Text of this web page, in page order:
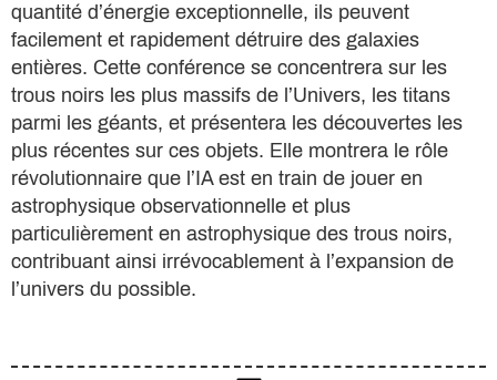
quantité d’énergie exceptionnelle, ils peuvent
facilement et rapidement détruire des galaxies
entières. Cette conférence se concentrera sur les
trous noirs les plus massifs de l’Univers, les titans
parmi les géants, et présentera les découvertes les
plus récentes sur ces objets. Elle montrera le rôle
révolutionnaire que l’IA est en train de jouer en
astrophysique observationnelle et plus
particulièrement en astrophysique des trous noirs,
contribuant ainsi irrévocablement à l’expansion de
l’univers du possible.